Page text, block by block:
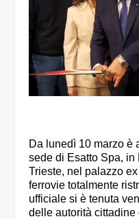
Da lunedì 10 marzo è
sede di Esatto Spa, in
Trieste, nel palazzo
ferrovie totalmente
ufficiale si è tenuta
delle autorità